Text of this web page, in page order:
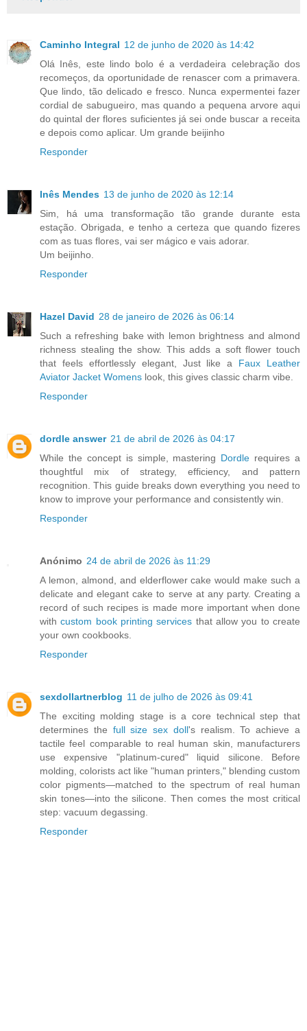
Caminho Integral 12 de junho de 2020 às 14:42
Olá Inês, este lindo bolo é a verdadeira celebração dos
recomeços, da oportunidade de renascer com a primavera.
Que lindo, tão delicado e fresco. Nunca expermentei fazer
cordial de sabugueiro, mas quando a pequena arvore aqui
do quintal der flores suficientes já sei onde buscar a receita
e depois como aplicar. Um grande beijinho
Responder
Inês Mendes 13 de junho de 2020 às 12:14
Sim, há uma transformação tão grande durante esta
estação. Obrigada, e tenho a certeza que quando fizeres
com as tuas flores, vai ser mágico e vais adorar.
Um beijinho.
Responder
Hazel David 28 de janeiro de 2026 às 06:14
Such a refreshing bake with lemon brightness and almond
richness stealing the show. This adds a soft flower touch
that feels effortlessly elegant, Just like a Faux Leather
Aviator Jacket Womens look, this gives classic charm vibe.
Responder
dordle answer 21 de abril de 2026 às 04:17
While the concept is simple, mastering Dordle requires a
thoughtful mix of strategy, efficiency, and pattern
recognition. This guide breaks down everything you need to
know to improve your performance and consistently win.
Responder
Anónimo 24 de abril de 2026 às 11:29
A lemon, almond, and elderflower cake would make such a
delicate and elegant cake to serve at any party. Creating a
record of such recipes is made more important when done
withcustom book printing services that allow you to create
your own cookbooks.
Responder
sexdollartnerblog 11 de julho de 2026 às 09:41
The exciting molding stage is a core technical step that
determines the full size sex doll's realism. To achieve a
tactile feel comparable to real human skin, manufacturers
use expensive "platinum-cured" liquid silicone. Before
molding, colorists act like "human printers," blending custom
color pigments—matched to the spectrum of real human
skin tones—into the silicone. Then comes the most critical
step: vacuum degassing.
Responder